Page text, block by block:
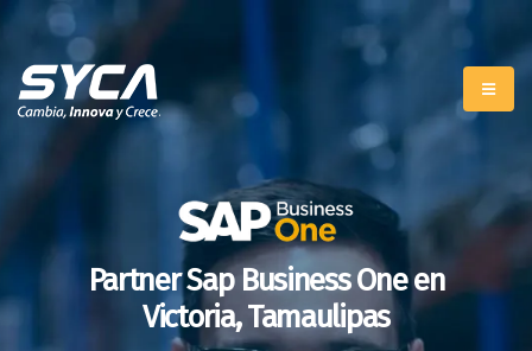
Partner Sap Business One en
Victoria, Tamaulipas